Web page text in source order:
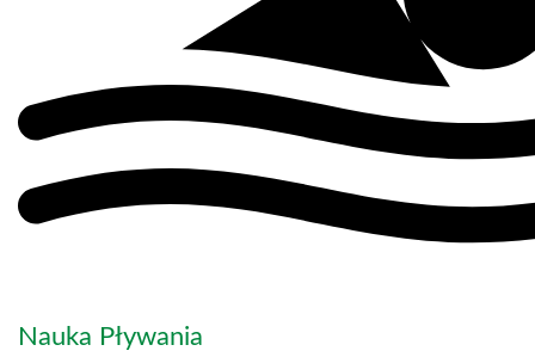
Nauka Pływania